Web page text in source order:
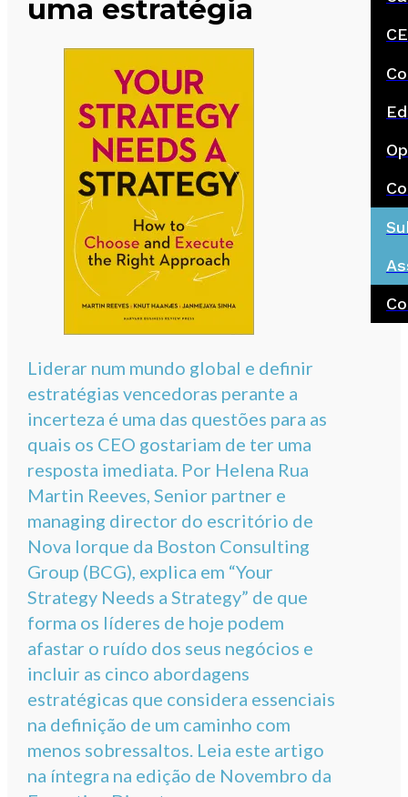
uma estratégia
Liderar num mundo global e definir
estratégias vencedoras perante a
incerteza é uma das questões para as
quais os CEO gostariam de ter uma
resposta imediata. Por Helena Rua
Martin Reeves, Senior partner e
managing director do escritório de
Nova Iorque da Boston Consulting
Group (BCG), explica em “Your
Strategy Needs a Strategy” de que
forma os líderes de hoje podem
afastar o ruído dos seus negócios e
incluir as cinco abordagens
estratégicas que considera essenciais
na definição de um caminho com
menos sobressaltos. Leia este artigo
na íntegra na edição de Novembro da